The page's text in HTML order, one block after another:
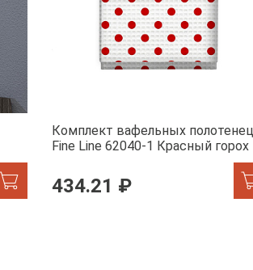
Комплект вафельных полотенец
Fine Line 62040-1 Красный горох
434.21 ₽